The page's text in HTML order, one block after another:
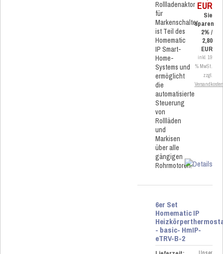
Rollladenaktor
für
Markenschalter
ist Teil des
Homematic
IP Smart-
Home-
Systems und
ermöglicht
die
automatisierte
Steuerung
von
Rollläden
und
Markisen
über alle
gängigen
Rohrmotoren.
EUR
Sie
sparen
2% /
2,80
EUR
inkl. 19
% MwSt.
zzgl.
Versandkosten
6er Set
Homematic IP
- basic- HmIP-
eTRV-B-2